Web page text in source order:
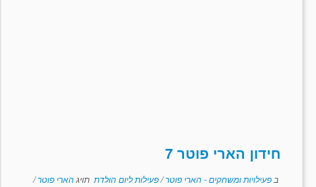
חידון הארי פוטר 7
ב פעילויות ומשחקים - הארי פוטר/פעילות ליום הולדת תויג הארי פוטר/